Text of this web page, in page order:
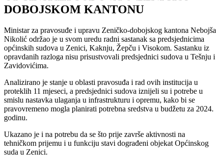
DOBOJSKOM KANTONU
Ministar za pravosuđe i upravu Zeničko-dobojskog kantona Nebojša
Nikolić održao je u svom uredu radni sastanak sa predsjednicima
općinskih sudova u Zenici, Kaknju, Žepču i Visokom. Sastanku iz
opravdanih razloga nisu prisustvovali predsjednici sudova u Tešnju i
Zavidovićima.
Analizirano je stanje u oblasti pravosuđa i rad ovih institucija u
proteklih 11 mjeseci, a predsjednici sudova iznijeli su i potrebe u
smislu nastavka ulaganja u infrastrukturu i opremu, kako bi se
pravovremeno mogla planirati potrebna sredstva u budžetu za 2024.
godinu.
Ukazano je i na potrebu da se što prije završe aktivnosti na
tehničkom prijemu i u funkciju stavi dograđeni objekat Općinskog
suda u Zenici.